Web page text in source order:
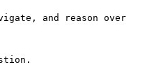
and reason over